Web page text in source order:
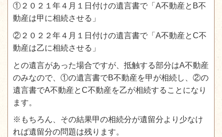
①２０２１年４月１日付けの遺言書で「A不動産とB不
動産は甲に相続させる」
②２０２２年４月１日付けの遺言書で「A不動産とC不
動産は乙に相続させる」
との遺言があった場合ですが、抵触する部分はA不動産
のみなので、①の遺言書でB不動産を甲が相続し、②の
遺言書でA不動産とC不動産を乙が相続することになり
ます。
※もちろん、その結果甲の相続分が遺留分より少なけ
れば遺留分の問題は残ります。